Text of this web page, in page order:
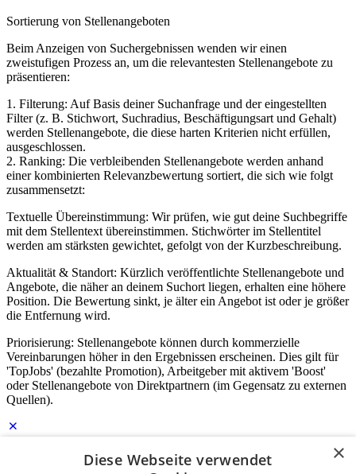
Sortierung von Stellenangeboten
Beim Anzeigen von Suchergebnissen wenden wir einen
zweistufigen Prozess an, um die relevantesten Stellenangebote zu
präsentieren:
1. Filterung: Auf Basis deiner Suchanfrage und der eingestellten
Filter (z. B. Stichwort, Suchradius, Beschäftigungsart und Gehalt)
werden Stellenangebote, die diese harten Kriterien nicht erfüllen,
ausgeschlossen.
2. Ranking: Die verbleibenden Stellenangebote werden anhand
einer kombinierten Relevanzbewertung sortiert, die sich wie folgt
zusammensetzt:
Textuelle Übereinstimmung: Wir prüfen, wie gut deine Suchbegriffe
mit dem Stellentext übereinstimmen. Stichwörter im Stellentitel
werden am stärksten gewichtet, gefolgt von der Kurzbeschreibung.
Aktualität & Standort: Kürzlich veröffentlichte Stellenangebote und
Angebote, die näher an deinem Suchort liegen, erhalten eine höhere
Position. Die Bewertung sinkt, je älter ein Angebot ist oder je größer
die Entfernung wird.
Priorisierung: Stellenangebote können durch kommerzielle
Vereinbarungen höher in den Ergebnissen erscheinen. Dies gilt für
'TopJobs' (bezahlte Promotion), Arbeitgeber mit aktivem 'Boost'
oder Stellenangebote von Direktpartnern (im Gegensatz zu externen
Quellen).
Login für Unternehmen ×
Diese Webseite verwendet